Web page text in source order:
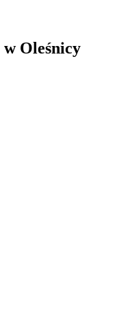
w Oleśnicy